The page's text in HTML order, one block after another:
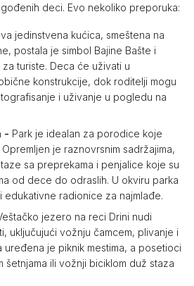
deci. Evo nekoliko preporuka:
jedinstvena kućica, smeštena na
postala je simbol Bajine Bašte i
turiste. Deca će uživati u
konstrukcije, dok roditelji mogu
i uživanje u pogledu na
- Park je idealan za porodice koje
je raznovrsnim sadržajima,
sa preprekama i penjalice koje su
od dece do odraslih. U okviru parka
edukativne radionice za najmlađe.
jezero na reci Drini nudi
uključujući vožnju čamcem, plivanje i
uređena je piknik mestima, a posetioci
šetnjama ili vožnji biciklom duž staza